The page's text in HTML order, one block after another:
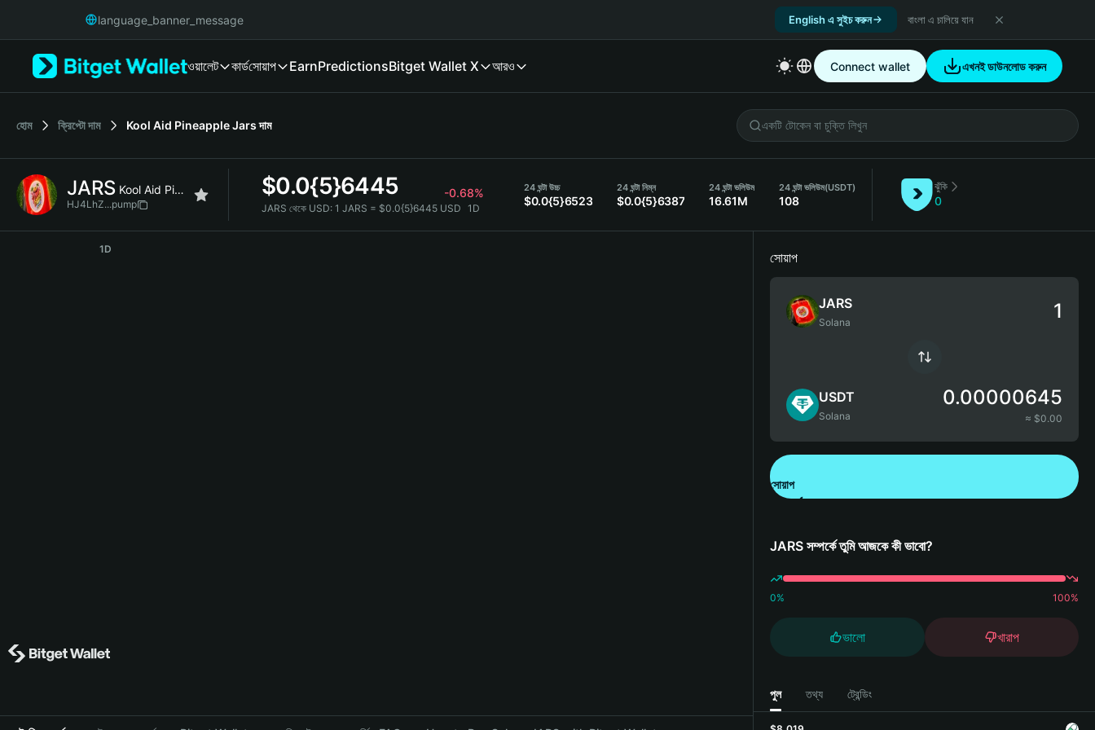
Русский
Italiano
简体中文
繁體中文
Bahasa Indonesia
language_banner_message English এ সুইচ করুন বাংলা এ চালিয়ে যান
ওয়ালেট কার্ডসোয়াপ EarnPredictionsBitget Wallet X আরও Connect wallet এখনই ডাউনলোড করুন
হোম ক্রিপ্টো দাম Kool Aid Pineapple Jars দাম
JARS Kool Aid Pineapple Jars
HJ4LhZ...pump
$0.0{5}6445 -0.68%
JARS থেকে USD: 1 JARS = $0.0{5}6445 USD 1D
24 ঘন্টা উচ্চ
$0.0{5}6523
24 ঘন্টা নিম্ন
$0.0{5}6387
24 ঘন্টা ভলিউম
16.61M
24 ঘন্টা ভলিউম(USDT)
108
ঝুঁকি
0
1D
সোয়াপ
JARS
Solana
USDT
Solana
0.00000645
≈ $0.00
সোয়াপ
JARS সম্পর্কে তুমি আজকে কী ভাবো?
0% 100%
ভালো খারাপ
পুল তথ্য ট্রেন্ডিং